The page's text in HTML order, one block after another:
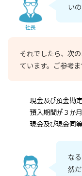
社長
い
それでしたら、次
ています。ご参考
な
然